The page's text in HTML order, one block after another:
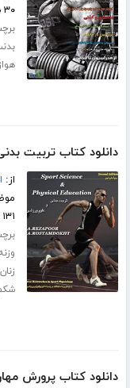
۳۰ صفحه
دانلود کتاب تربیت
از:
۱۳۱ صفحه
زنان
دانلود کتاب پرورش